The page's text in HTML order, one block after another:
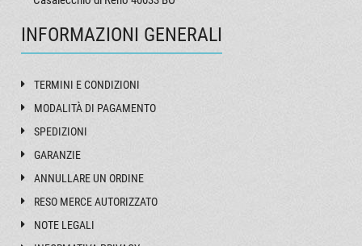
INFORMAZIONI GENERALI
TERMINI E CONDIZIONI
MODALITÀ DI PAGAMENTO
SPEDIZIONI
GARANZIE
ANNULLARE UN ORDINE
RESO MERCE AUTORIZZATO
NOTE LEGALI